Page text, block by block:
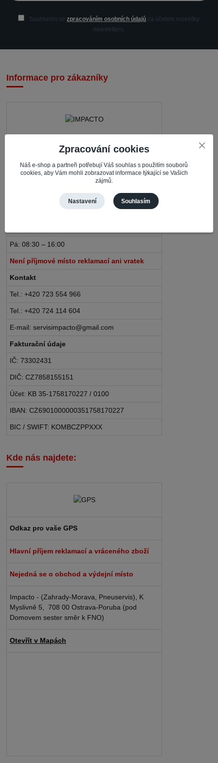
Souhlasím sezpracováním osobních údajů za účelem rozesílky
newsletteru.
Informace pro zákazníky
IMPACTO – Ingrid Kaczorová
Nerudova 468
735 81 Bohumín – Nový Bohumín
Pá: 08:30 – 16:00
Není příjmové místo reklamací ani vratek
Kontakt
Tel.: +420 723 554 966
Tel.: +420 724 114 604
E-mail: servisimpacto@gmail.com
Fakturační údaje
IČ: 73302431
DIČ: CZ7858155151
Účet: KB 35-1758170227 / 0100
IBAN: CZ6901000000351758170227
BIC / SWIFT: KOMBCZPPXXX
Kde nás najdete:
Odkaz pro vaše GPS
Hlavní příjem reklamací a vráceného zboží
Nejedná se o obchod a výdejní místo
Impacto - (Zahrady-Morava, Pneuservis), K
Myslivně 5, 708 00 Ostrava-Poruba (pod
Domovem sester směr k FNO)
Otevřít v Mapách
Zpracování cookies
Náš e-shop a partneři potřebují Váš souhlas s použitím souborů
cookies, aby Vám mohli zobrazovat informace týkající se Vašich
zájmů.
Nastavení Souhlasím